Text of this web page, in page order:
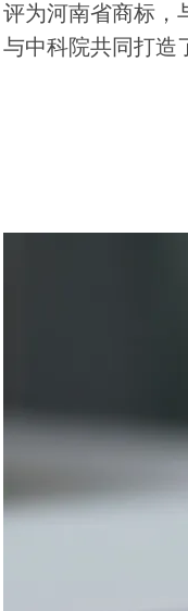
评为河南省商标，
与中科院共同打造